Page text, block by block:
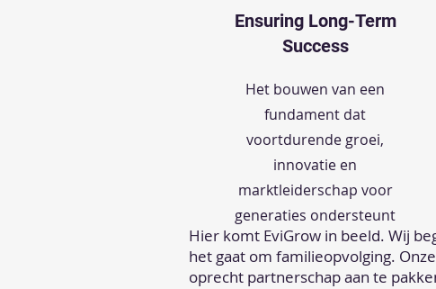
Ensuring Long-Term
Success
Het bouwen van een
fundament dat
voortdurende groei,
innovatie en
marktleiderschap voor
generaties ondersteunt
Hier komt EviGrow in beeld. Wij
het gaat om familieopvolging.
oprecht partnerschap aan te